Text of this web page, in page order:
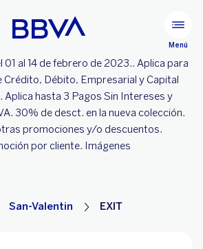
Menú
al 14 de febrero de 2023.. Aplica para
Crédito, Débito, Empresarial y Capital
Aplica hasta 3 Pagos Sin Intereses y
30% de desct. en la nueva colección.
promociones y/o descuentos.
por cliente. Imágenes
San-Valentin EXIT